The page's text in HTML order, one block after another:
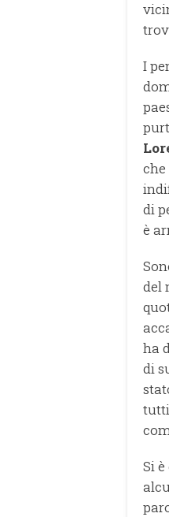
I
che
di
è
del
ha
di
Si